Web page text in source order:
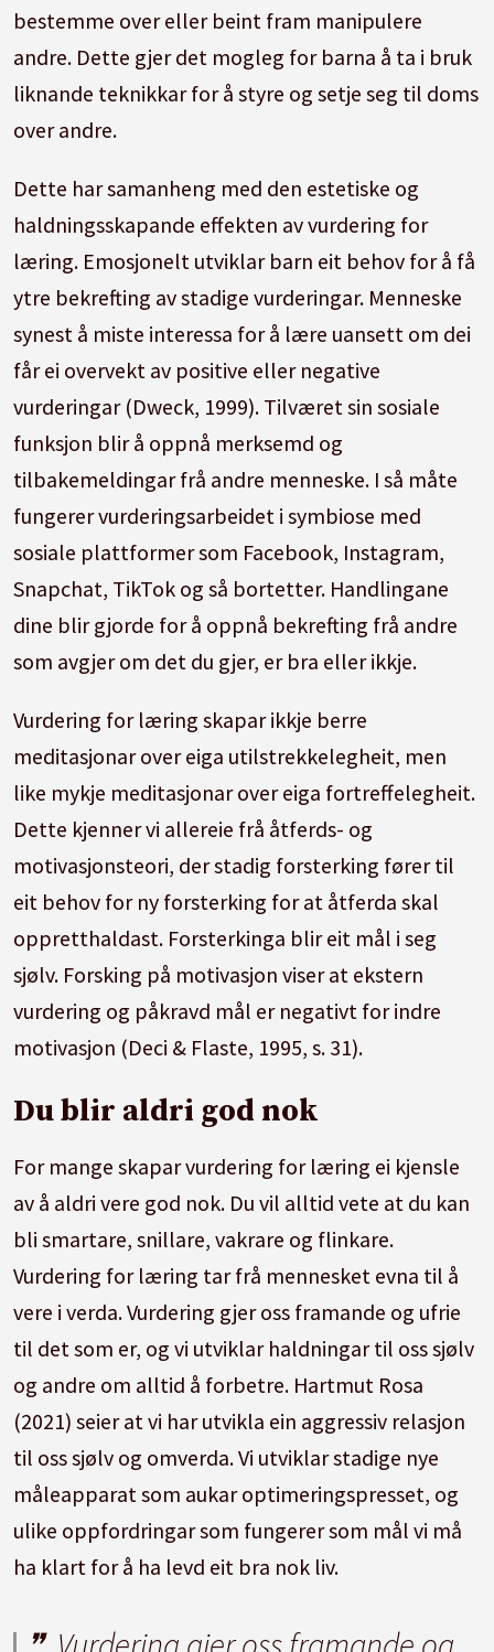
bestemme over eller beint fram manipulere
andre. Dette gjer det mogleg for barna å ta i bruk
liknande teknikkar for å styre og setje seg til doms
over andre.
Dette har samanheng med den estetiske og
haldningsskapande effekten av vurdering for
læring. Emosjonelt utviklar barn eit behov for å få
ytre bekrefting av stadige vurderingar. Menneske
synest å miste interessa for å lære uansett om dei
får ei overvekt av positive eller negative
vurderingar (Dweck, 1999). Tilværet sin sosiale
funksjon blir å oppnå merksemd og
tilbakemeldingar frå andre menneske. I så måte
fungerer vurderingsarbeidet i symbiose med
sosiale plattformer som Facebook, Instagram,
Snapchat, TikTok og så bortetter. Handlingane
dine blir gjorde for å oppnå bekrefting frå andre
som avgjer om det du gjer, er bra eller ikkje.
Vurdering for læring skapar ikkje berre
meditasjonar over eiga utilstrekkelegheit, men
like mykje meditasjonar over eiga fortreffelegheit.
Dette kjenner vi allereie frå åtferds- og
motivasjonsteori, der stadig forsterking fører til
eit behov for ny forsterking for at åtferda skal
oppretthaldast. Forsterkinga blir eit mål i seg
sjølv. Forsking på motivasjon viser at ekstern
vurdering og påkravd mål er negativt for indre
motivasjon (Deci & Flaste, 1995, s. 31).
Du blir aldri god nok
For mange skapar vurdering for læring ei kjensle
av å aldri vere god nok. Du vil alltid vete at du kan
bli smartare, snillare, vakrare og flinkare.
Vurdering for læring tar frå mennesket evna til å
vere i verda. Vurdering gjer oss framande og ufrie
til det som er, og vi utviklar haldningar til oss sjølv
og andre om alltid å forbetre. Hartmut Rosa
(2021) seier at vi har utvikla ein aggressiv relasjon
til oss sjølv og omverda. Vi utviklar stadige nye
måleapparat som aukar optimeringspresset, og
ulike oppfordringar som fungerer som mål vi må
ha klart for å ha levd eit bra nok liv.